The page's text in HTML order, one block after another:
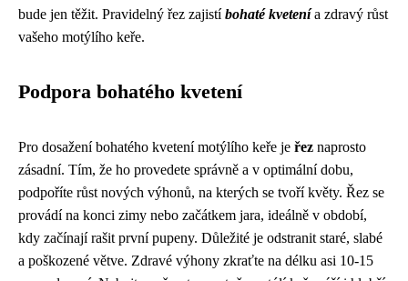
bude jen těžit. Pravidelný řez zajistíbohaté kvetenía zdravý růst
vašeho motýlího keře.
Podpora bohatého kvetení
Pro dosažení bohatého kvetení motýlího keře je řez naprosto
zásadní. Tím, že ho provedete správně a v optimální dobu,
podpoříte růst nových výhonů, na kterých se tvoří květy. Řez se
provádí na konci zimy nebo začátkem jara, ideálně v období,
kdy začínají rašit první pupeny. Důležité je odstranit staré, slabé
a poškozené větve. Zdravé výhony zkraťte na délku asi 10-15